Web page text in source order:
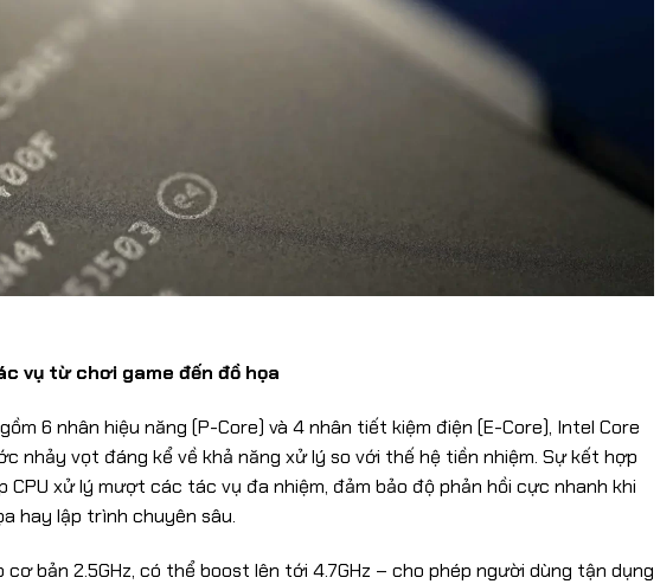
vụ từ chơi game đến đồ họa
6 nhân hiệu năng (P-Core) và 4 nhân tiết kiệm điện (E-Core), Intel Core
nhảy vọt đáng kể về khả năng xử lý so với thế hệ tiền nhiệm. Sự kết hợp
CPU xử lý mượt các tác vụ đa nhiệm, đảm bảo độ phản hồi cực nhanh khi
hay lập trình chuyên sâu.
bản 2.5GHz, có thể boost lên tới 4.7GHz – cho phép người dùng tận dụng